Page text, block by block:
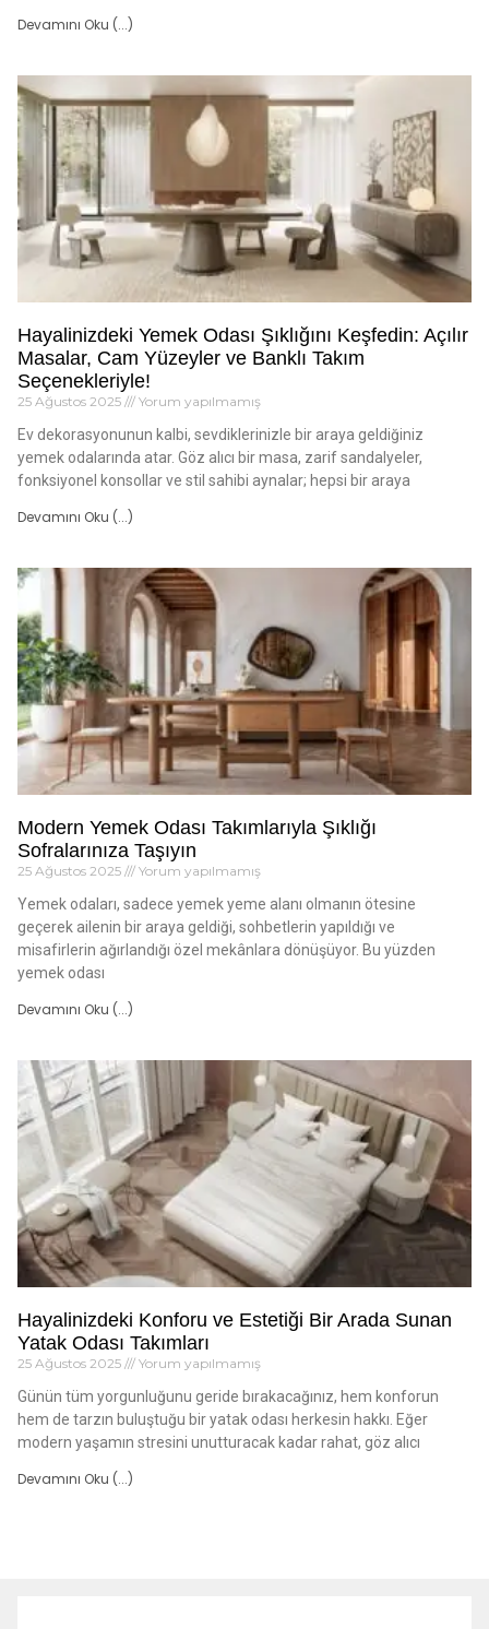
Devamını Oku (...)
Hayalinizdeki Yemek Odası Şıklığını Keşfedin: Açılır
Masalar, Cam Yüzeyler ve Banklı Takım
Seçenekleriyle!
25 Ağustos 2025 Yorum yapılmamış
Ev dekorasyonunun kalbi, sevdiklerinizle bir araya geldiğiniz
yemek odalarında atar. Göz alıcı bir masa, zarif sandalyeler,
fonksiyonel konsollar ve stil sahibi aynalar; hepsi bir araya
Devamını Oku (...)
Modern Yemek Odası Takımlarıyla Şıklığı
Sofralarınıza Taşıyın
25 Ağustos 2025 Yorum yapılmamış
Yemek odaları, sadece yemek yeme alanı olmanın ötesine
geçerek ailenin bir araya geldiği, sohbetlerin yapıldığı ve
misafirlerin ağırlandığı özel mekânlara dönüşüyor. Bu yüzden
yemek odası
Devamını Oku (...)
Hayalinizdeki Konforu ve Estetiği Bir Arada Sunan
Yatak Odası Takımları
25 Ağustos 2025 Yorum yapılmamış
Günün tüm yorgunluğunu geride bırakacağınız, hem konforun
hem de tarzın buluştuğu bir yatak odası herkesin hakkı. Eğer
modern yaşamın stresini unutturacak kadar rahat, göz alıcı
Devamını Oku (...)